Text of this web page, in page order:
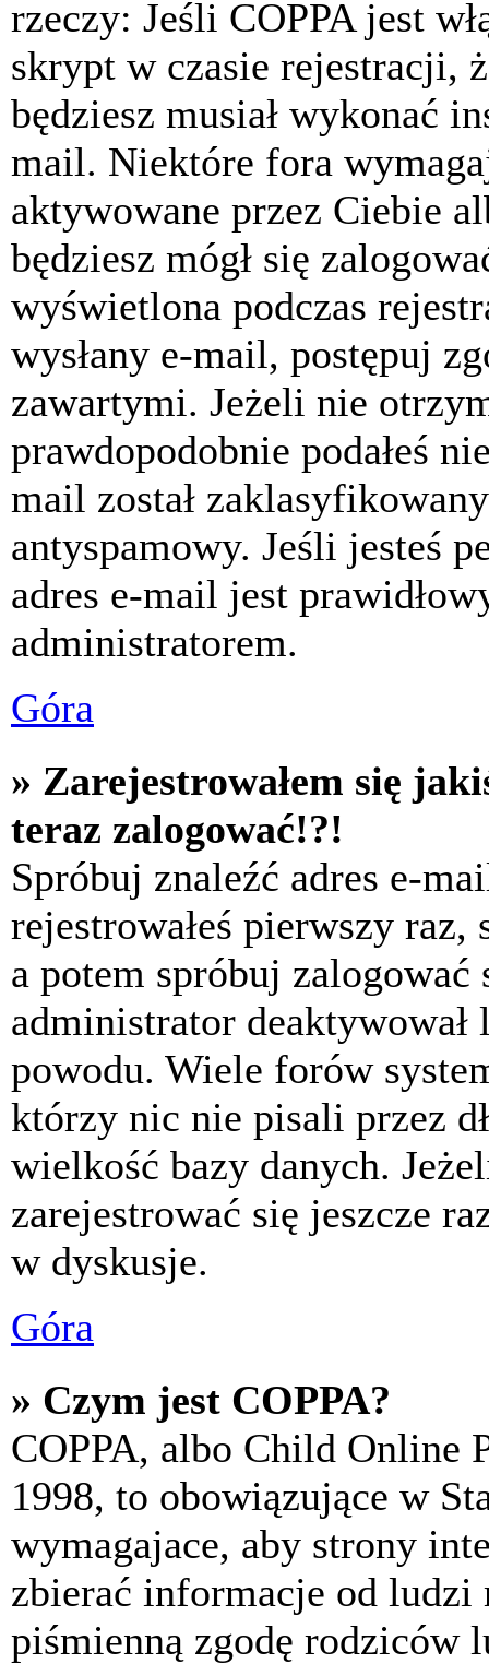
rzeczy: Jeśli COPPA jest
skrypt w czasie rejestracji,
będziesz musiał wykonać
mail. Niektóre fora
aktywowane przez Ciebie
będziesz mógł się
wyświetlona podczas
wysłany e-mail, postępuj
zawartymi. Jeżeli nie
prawdopodobnie podałeś
mail został
antyspamowy. Jeśli jesteś
adres e-mail jest
administratorem.
Góra
» Zarejestrowałem się
teraz zalogować!?!
Spróbuj znaleźć adres e-
rejestrowałeś pierwszy
a potem spróbuj
administrator deaktywował
powodu. Wiele forów
którzy nic nie pisali przez
wielkość bazy danych.
zarejestrować się jeszcze
w dyskusje.
Góra
» Czym jest COPPA?
COPPA, albo Child Online
1998, to obowiązujące w
wymagajace, aby strony
zbierać informacje od
piśmienną zgodę rodziców